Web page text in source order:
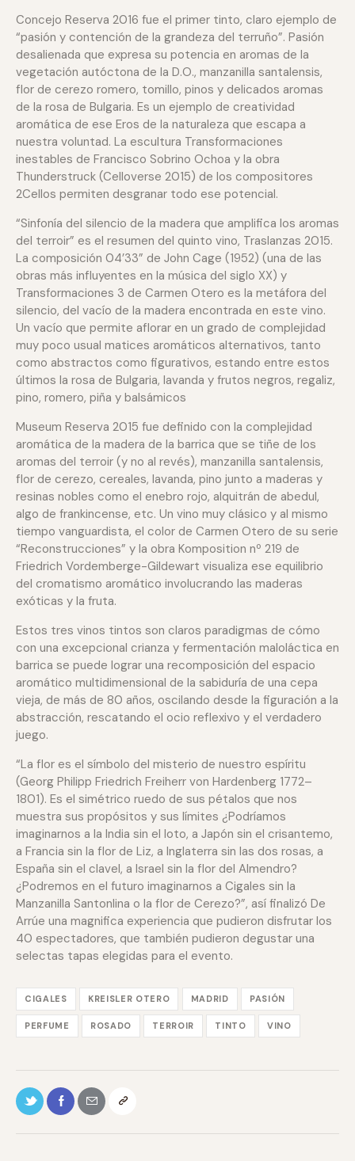
Concejo Reserva 2016 fue el primer tinto, claro ejemplo de
“pasión y contención de la grandeza del terruño”. Pasión
desalienada que expresa su potencia en aromas de la
vegetación autóctona de la D.O., manzanilla santalensis,
flor de cerezo romero, tomillo, pinos y delicados aromas
de la rosa de Bulgaria. Es un ejemplo de creatividad
aromática de ese Eros de la naturaleza que escapa a
nuestra voluntad. La escultura Transformaciones
inestables de Francisco Sobrino Ochoa y la obra
Thunderstruck (Celloverse 2015) de los compositores
2Cellos permiten desgranar todo ese potencial.
“Sinfonía del silencio de la madera que amplifica los aromas
del terroir” es el resumen del quinto vino, Traslanzas 2015.
La composición 04’33” de John Cage (1952) (una de las
obras más influyentes en la música del siglo XX) y
Transformaciones 3 de Carmen Otero es la metáfora del
silencio, del vacío de la madera encontrada en este vino.
Un vacío que permite aflorar en un grado de complejidad
muy poco usual matices aromáticos alternativos, tanto
como abstractos como figurativos, estando entre estos
últimos la rosa de Bulgaria, lavanda y frutos negros, regaliz,
pino, romero, piña y balsámicos
Museum Reserva 2015 fue definido con la complejidad
aromática de la madera de la barrica que se tiñe de los
aromas del terroir (y no al revés), manzanilla santalensis,
flor de cerezo, cereales, lavanda, pino junto a maderas y
resinas nobles como el enebro rojo, alquitrán de abedul,
algo de frankincense, etc. Un vino muy clásico y al mismo
tiempo vanguardista, el color de Carmen Otero de su serie
“Reconstrucciones” y la obra Komposition nº 219 de
Friedrich Vordemberge-Gildewart visualiza ese equilibrio
del cromatismo aromático involucrando las maderas
exóticas y la fruta.
Estos tres vinos tintos son claros paradigmas de cómo
con una excepcional crianza y fermentación maloláctica en
barrica se puede lograr una recomposición del espacio
aromático multidimensional de la sabiduría de una cepa
vieja, de más de 80 años, oscilando desde la figuración a la
abstracción, rescatando el ocio reflexivo y el verdadero
juego.
“La flor es el símbolo del misterio de nuestro espíritu
(Georg Philipp Friedrich Freiherr von Hardenberg 1772–
1801). Es el simétrico ruedo de sus pétalos que nos
muestra sus propósitos y sus límites ¿Podríamos
imaginarnos a la India sin el loto, a Japón sin el crisantemo,
a Francia sin la flor de Liz, a Inglaterra sin las dos rosas, a
España sin el clavel, a Israel sin la flor del Almendro?
¿Podremos en el futuro imaginarnos a Cigales sin la
Manzanilla Santonlina o la flor de Cerezo?”, así finalizó De
Arrúe una magnifica experiencia que pudieron disfrutar los
40 espectadores, que también pudieron degustar una
selectas tapas elegidas para el evento.
CIGALES KREISLER OTERO MADRID PASIÓN
PERFUME ROSADO TERROIR TINTO VINO